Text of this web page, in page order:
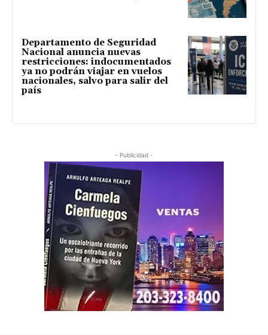
Departamento de Seguridad
Nacional anuncia nuevas
restricciones: indocumentados
ya no podrán viajar en vuelos
nacionales, salvo para salir del
país
- Publicidad -